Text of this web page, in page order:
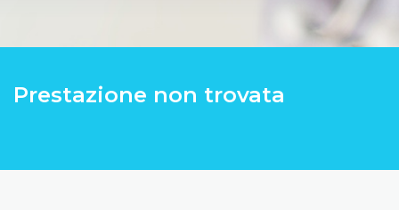
Prestazione non trovata